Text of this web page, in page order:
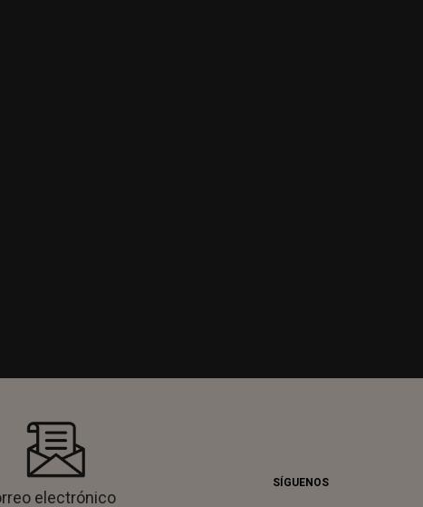
SÍGUENOS